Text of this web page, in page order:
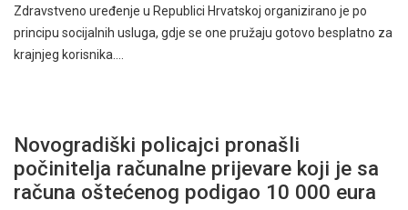
Zdravstveno uređenje u Republici Hrvatskoj organizirano je po
principu socijalnih usluga, gdje se one pružaju gotovo besplatno za
krajnjeg korisnika.…
Novogradiški policajci pronašli
počinitelja računalne prijevare koji je sa
računa oštećenog podigao 10 000 eura